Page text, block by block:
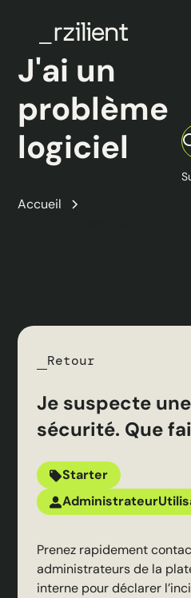
J'ai un
problème
logiciel
Accueil
Retour
Je suspecte
sécurité. Que
Starter
Administrateur
Prenez rapidement
administrateurs de la
interne pour déclarer